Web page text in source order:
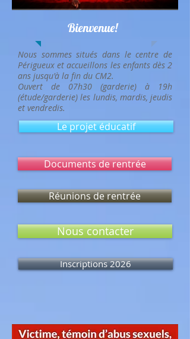
Bienvenue!
Nous sommes situés dans le centre de
Périgueux et accueillons les enfants dès 2
ans jusqu'à la fin du CM2.
Ouvert de 07h30 (garderie) à 19h
(étude/garderie) les lundis, mardis, jeudis
et vendredis.
Le projet éducatif
Documents de rentrée
Réunions de rentrée
Nous contacter
Inscriptions 2026